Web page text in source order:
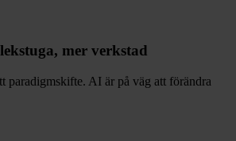
mer verkstad
paradigmskifte. AI är på väg att förändra